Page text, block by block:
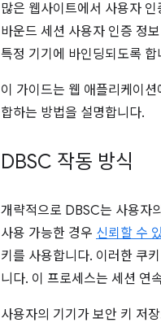
많은 웹사이트에서 사용자
바운드 세션 사용자 인증 정
특정 기기에 바인딩되도록 합
이 가이드는 웹 애플리케이
합하는 방법을 설명합니다.
DBSC 작동 방식
개략적으로 DBSC는 사용자
사용 가능한 경우 신뢰할 수
키를 사용합니다. 이러한 쿠
니다. 이 프로세스는 세션 연
사용자의 기기가 보안 키 저